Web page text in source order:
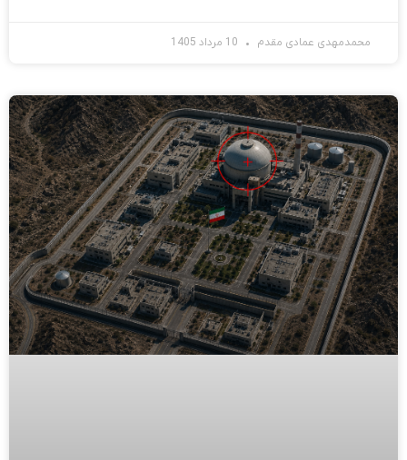
محمدمهدی عمادی مقدم